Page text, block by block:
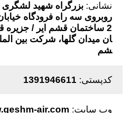
نشانی: بزرگراه شهید
2 ساختمان قشم ایر / جزیره
ان میدان گلها، شرکت بین­
شم
کدپستی: 1391946611
وب سایت: air.com